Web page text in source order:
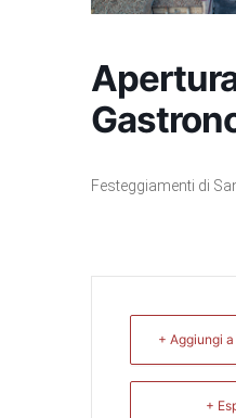
Festeggiamenti di
+ Aggiungi
+